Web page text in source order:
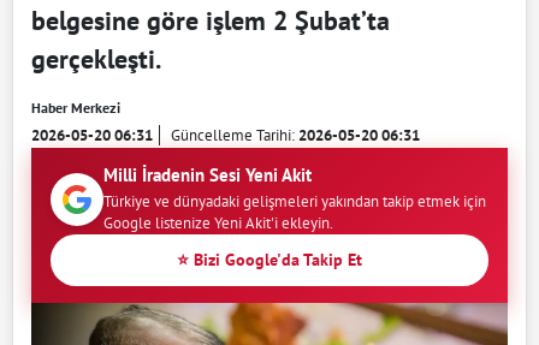
belgesine göre işlem 2 Şubat’ta
gerçekleşti.
Haber Merkezi
2026-05-20 06:31 Güncelleme Tarihi:2026-05-20 06:31
Milli İradenin Sesi Yeni Akit
Türkiye ve dünyadaki gelişmeleri yakından takip etmek için
Google listenize Yeni Akit'i ekleyin.
⭐ Bizi Google'da Takip Et